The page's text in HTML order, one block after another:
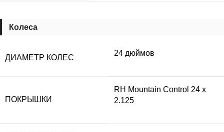
Колеса
ДИАМЕТР КОЛЕС
24 дюймов
ПОКРЫШКИ
RH Mountain Control 24 х
2.125